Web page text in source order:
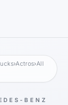
›Actros›All
BENZ